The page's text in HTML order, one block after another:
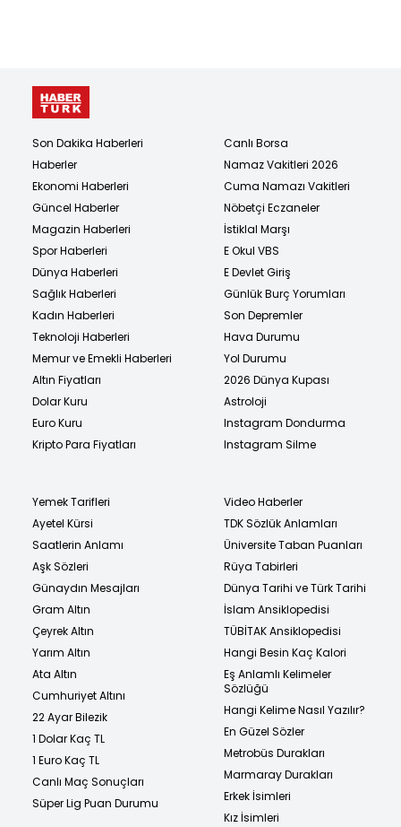
Son Dakika Haberleri
Haberler
Ekonomi Haberleri
Güncel Haberler
Magazin Haberleri
Spor Haberleri
Dünya Haberleri
Sağlık Haberleri
Kadın Haberleri
Teknoloji Haberleri
Memur ve Emekli Haberleri
Altın Fiyatları
Dolar Kuru
Euro Kuru
Kripto Para Fiyatları
Canlı Borsa
Namaz Vakitleri 2026
Cuma Namazı Vakitleri
Nöbetçi Eczaneler
İstiklal Marşı
E Okul VBS
E Devlet Giriş
Günlük Burç Yorumları
Son Depremler
Hava Durumu
Yol Durumu
2026 Dünya Kupası
Astroloji
Instagram Dondurma
Instagram Silme
Yemek Tarifleri
Ayetel Kürsi
Saatlerin Anlamı
Aşk Sözleri
Günaydın Mesajları
Gram Altın
Çeyrek Altın
Yarım Altın
Ata Altın
Cumhuriyet Altını
22 Ayar Bilezik
1 Dolar Kaç TL
1 Euro Kaç TL
Canlı Maç Sonuçları
Süper Lig Puan Durumu
Video Haberler
TDK Sözlük Anlamları
Üniversite Taban Puanları
Rüya Tabirleri
Dünya Tarihi ve Türk Tarihi
İslam Ansiklopedisi
TÜBİTAK Ansiklopedisi
Hangi Besin Kaç Kalori
Eş Anlamlı Kelimeler
Sözlüğü
Hangi Kelime Nasıl Yazılır?
En Güzel Sözler
Metrobüs Durakları
Marmaray Durakları
Erkek İsimleri
Kız İsimleri